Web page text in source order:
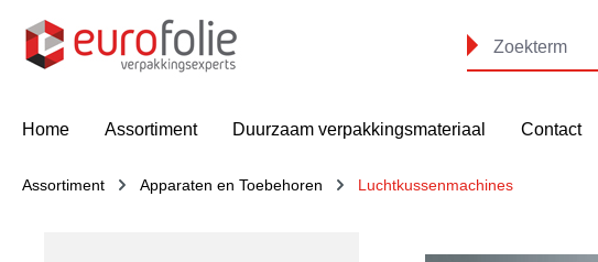
Ga naar de hoofdnavigatie
Home Assortiment Duurzaam verpakkingsmateriaal Contact
Assortiment Apparaten en Toebehoren Luchtkussenmachines